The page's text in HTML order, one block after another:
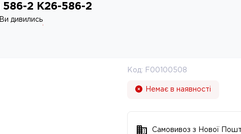
2 K26-586-2
Ви дивились
Код: F00100508
Немає в наявності
Самовивоз з Нової